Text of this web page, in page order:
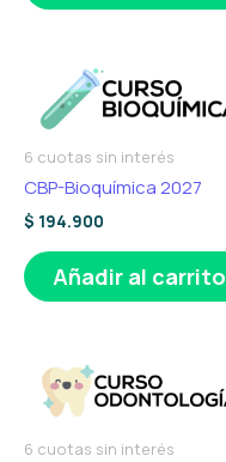
6 cuotas sin interés
CBP-Bioquímica 2027
$ 194.900
Añadir al carrito
6 cuotas sin interés